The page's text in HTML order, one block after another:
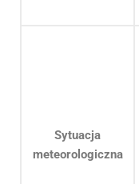
Sytuacja
meteorologiczna